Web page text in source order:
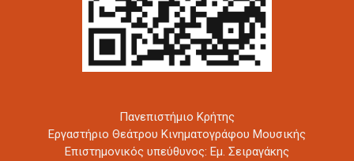
Πανεπιστήμιο Κρήτης
Εργαστήριο Θεάτρου Κινηματογράφου Μουσικής
Επιστημονικός υπεύθυνος: Εμ. Σειραγάκης